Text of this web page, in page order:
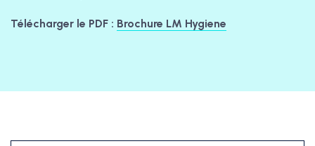
Télécharger le PDF : Brochure LM Hygiene